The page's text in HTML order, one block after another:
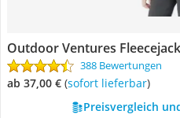
Outdoor Ventures
388 Bewertungen
ab 37,00 € ( Sofort lieferbar)
Preisvergleich